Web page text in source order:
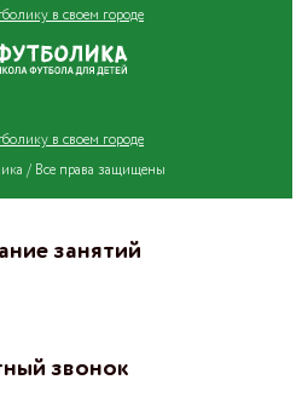
в своем городе
в своем городе
/ Все права защищены
занятий
звонок